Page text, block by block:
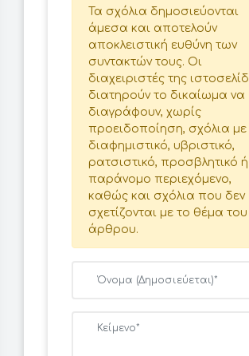
Τα σχόλια δημοσιεύονται
άμεσα και αποτελούν
αποκλειστική ευθύνη των
συντακτών τους. Οι
διαχειριστές της
διατηρούν το δικαίωμα να
διαγράφουν, χωρίς
προειδοποίηση, σχόλια με
διαφημιστικό, υβριστικό,
ρατσιστικό, προσβλητικό ή
παράνομο περιεχόμενο,
καθώς και σχόλια που δεν
σχετίζονται με το θέμα του
άρθρου.